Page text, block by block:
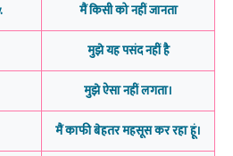
मैं किसी को नहीं जानता
मुझे यह पसंद नहीं है
मुझे ऐसा नहीं लगता।
मैं काफी बेहतर महसूस कर रहा हूं।